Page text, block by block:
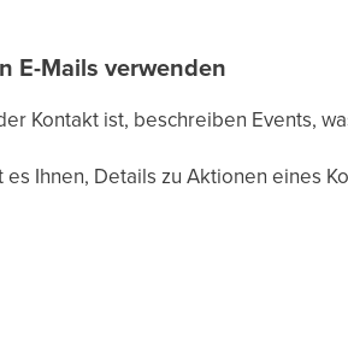
E-Mails verwenden
Kontakt ist, beschreiben Events,
Ihnen, Details zu Aktionen eines